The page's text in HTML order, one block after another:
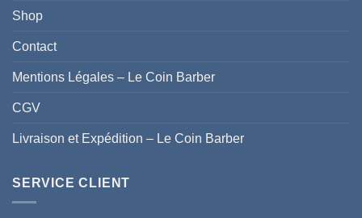
Shop
Contact
Mentions Légales – Le Coin Barber
CGV
Livraison et Expédition – Le Coin Barber
SERVICE CLIENT